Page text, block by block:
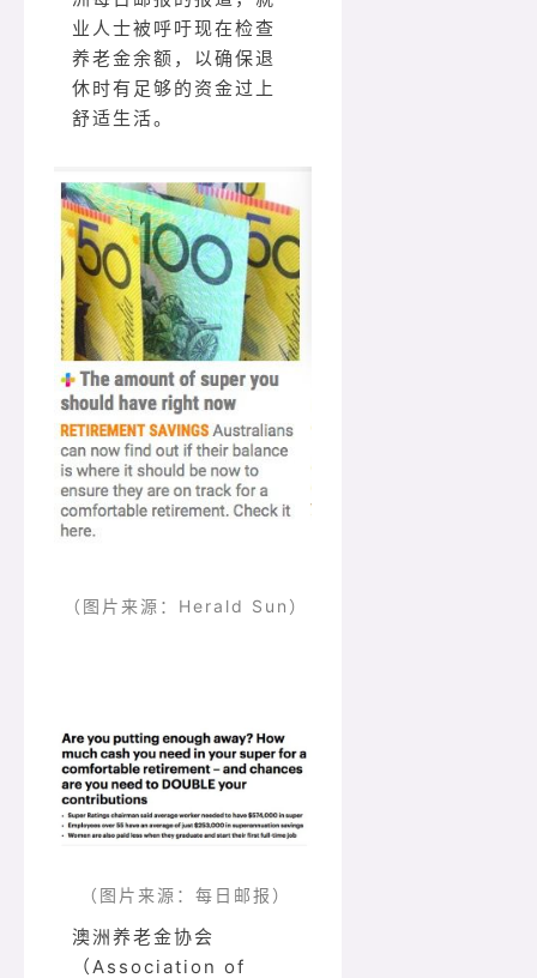
业人士被呼吁现在检查
养老金余额，以确保退
休时有足够的资金过上
舒适生活。
（图片来源：Herald Sun）
（图片来源：每日邮报）
澳洲养老金协会
（Association of